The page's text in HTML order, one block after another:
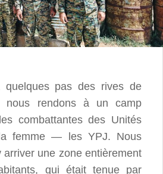
quelques pas des rives de
nous rendons à un camp
combattantes des Unités
femme — les YPJ. Nous
arriver une zone entièrement
qui était tenue par